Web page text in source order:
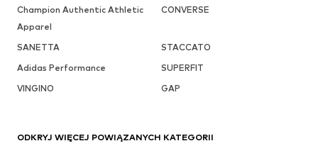
Champion Authentic Athletic
Apparel
CONVERSE
SANETTA
STACCATO
Adidas Performance
SUPERFIT
VINGINO
GAP
ODKRYJ WIĘCEJ POWIĄZANYCH KATEGORII